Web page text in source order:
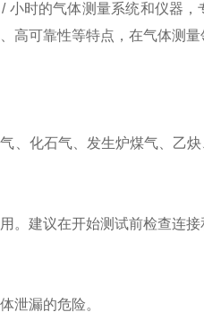
时的气体测量系统和仪器
可靠性等特点，在气体测量
、化石气、发生炉煤气、乙
建议在开始测试前检查连接
泄漏的危险。